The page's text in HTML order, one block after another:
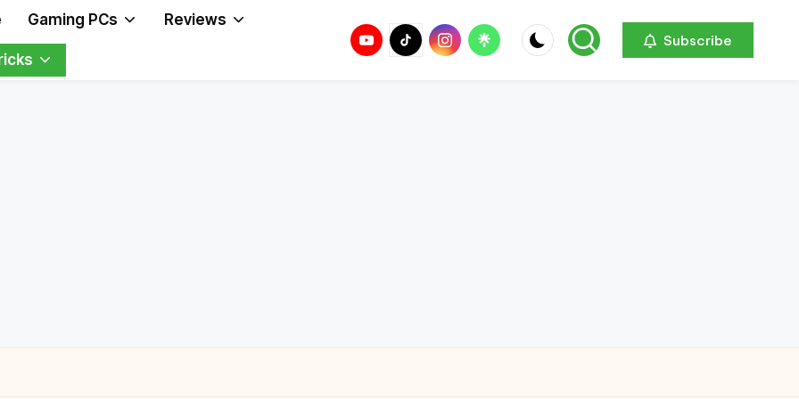
Gaming PCs Reviews
Youtube
Tik
Tok
Instagram
Linktree Subscribe